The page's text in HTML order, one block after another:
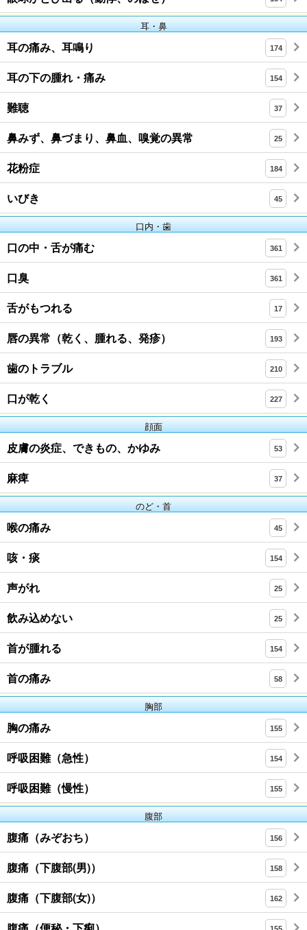
耳・鼻
耳の痛み、耳鳴り 174
耳の下の腫れ・痛み 154
難聴 37
鼻みず、鼻づまり、鼻血、嗅覚の異常 25
花粉症 184
いびき 45
口内・歯
口の中・舌が痛む 361
口臭 361
舌がもつれる 17
唇の異常（乾く、腫れる、発疹） 193
歯のトラブル 210
口が乾く 227
顔面
皮膚の炎症、できもの、かゆみ 53
麻痺 37
のど・首
喉の痛み 45
咳・痰 154
声がれ 25
飲み込めない 25
首が腫れる 154
首の痛み 58
胸部
胸の痛み 155
呼吸困難（急性） 154
呼吸困難（慢性） 155
腹部
腹痛（みぞおち） 156
腹痛（下腹部(男)） 158
腹痛（下腹部(女)） 162
155